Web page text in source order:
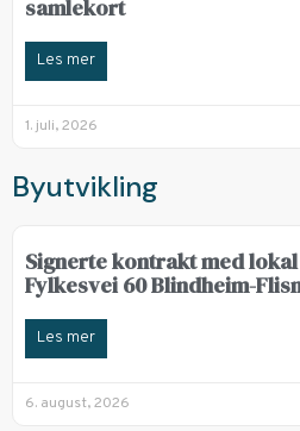
samlekort
Les mer
1. juli, 2026
Byutvikling
Signerte kontrakt med
Fylkesvei 60 Blindheim-
Les mer
6. august, 2026